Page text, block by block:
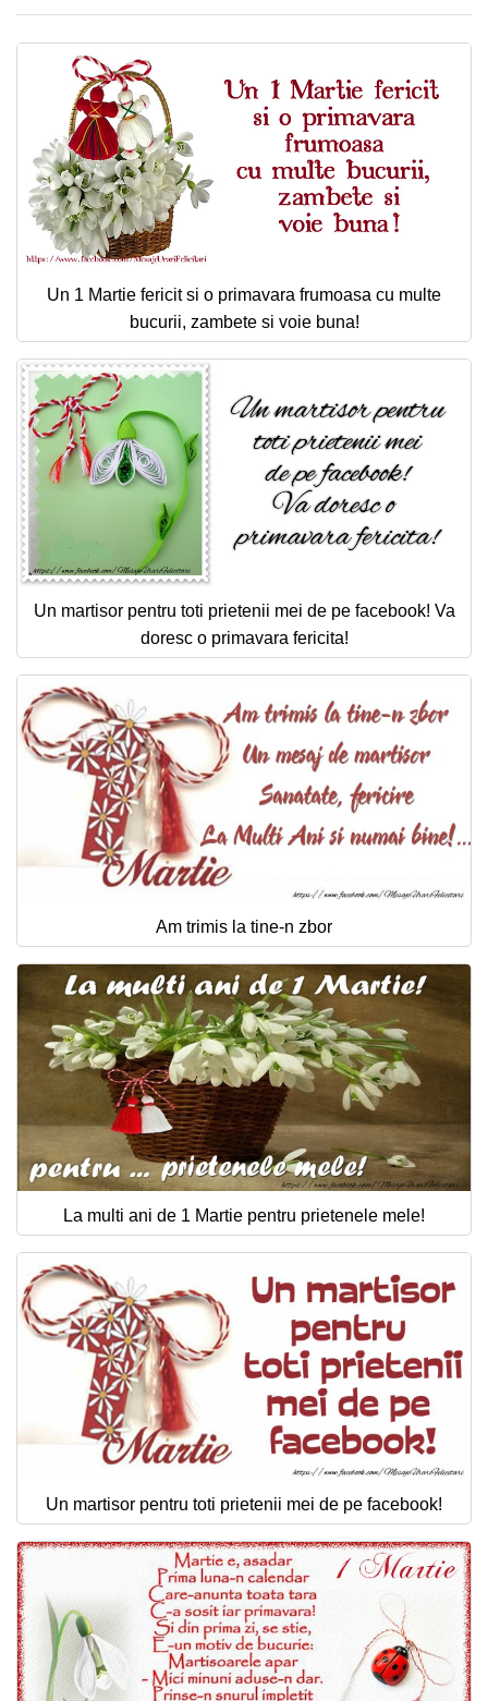
Un 1 Martie fericit si o primavara frumoasa cu multe
bucurii, zambete si voie buna!
Un martisor pentru toti prietenii mei de pe facebook! Va
doresc o primavara fericita!
Am trimis la tine-n zbor
La multi ani de 1 Martie pentru prietenele mele!
Un martisor pentru toti prietenii mei de pe facebook!